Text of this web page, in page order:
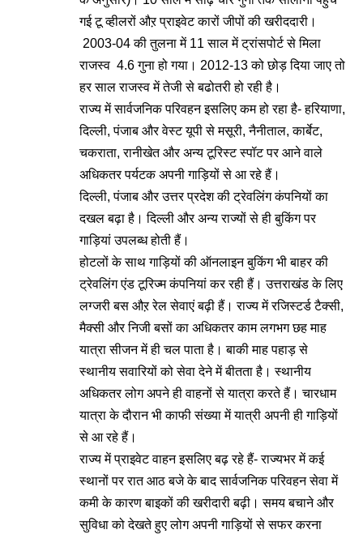
गई टू व्हीलरों औऱ प्राइवेट कारों जीपों की खरीददारी।
2003-04 की तुलना में 11 साल में ट्रांसपोर्ट से मिला
राजस्व 4.6 गुना हो गया। 2012-13 को छोड़ दिया जाए तो
हर साल राजस्व में तेजी से बढोतरी हो रही है।
राज्य में सार्वजनिक परिवहन इसलिए कम हो रहा है- हरियाणा,
दिल्ली, पंजाब और वेस्ट यूपी से मसूरी, नैनीताल, कार्बेट,
चकराता, रानीखेत और अन्य टूरिस्ट स्पॉट पर आने वाले
अधिकतर पर्यटक अपनी गाड़ियों से आ रहे हैं।
दिल्ली, पंजाब और उत्तर प्रदेश की ट्रेवलिंग कंपनियों का
दखल बढ़ा है। दिल्ली और अन्य राज्यों से ही बुकिंग पर
गाड़ियां उपलब्ध होती हैं।
होटलों के साथ गाड़ियों की ऑनलाइन बुकिंग भी बाहर की
ट्रेवलिंग एंड टूरिज्म कंपनियां कर रही हैं। उत्तराखंड के लिए
लग्जरी बस औऱ रेल सेवाएं बढ़ी हैं। राज्य में रजिस्टर्ड टैक्सी,
मैक्सी और निजी बसों का अधिकतर काम लगभग छह माह
यात्रा सीजन में ही चल पाता है। बाकी माह पहाड़ से
स्थानीय सवारियों को सेवा देने में बीतता है। स्थानीय
अधिकतर लोग अपने ही वाहनों से यात्रा करते हैं। चारधाम
यात्रा के दौरान भी काफी संख्या में यात्री अपनी ही गाड़ियों
से आ रहे हैं।
राज्य में प्राइवेट वाहन इसलिए बढ़ रहे हैं- राज्यभर में कई
स्थानों पर रात आठ बजे के बाद सार्वजनिक परिवहन सेवा में
कमी के कारण बाइकों की खरीदारी बढ़ी। समय बचाने और
सुविधा को देखते हुए लोग अपनी गाड़ियों से सफर करना